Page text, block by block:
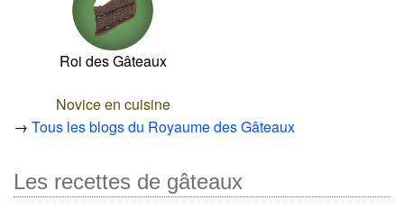
Roi des Gâteaux
Novice en cuisine
→ Tous les blogs du Royaume des Gâteaux
Les recettes de gâteaux